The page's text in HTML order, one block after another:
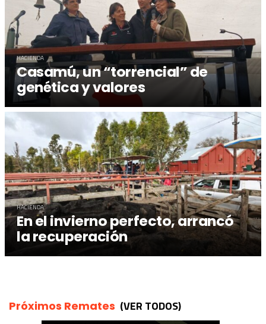
HACIENDA
Casamú, un “torrencial” de
genética y valores
HACIENDA
En el invierno perfecto, arrancó
la recuperación
Próximos Remates (VER TODOS)